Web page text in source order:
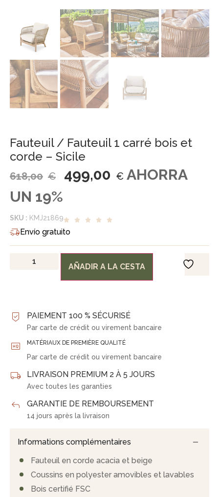
Fauteuil / Fauteuil 1 carré bois et
corde – Sicile
618,00 € 499,00 € AHORRA
UN 19%
SKU : KMJ21869
Envío gratuito
AÑADIR A LA CESTA
PAIEMENT 100 % SÉCURISÉ
Par carte de crédit ou virement bancaire
MATÉRIAUX DE PREMIÈRE QUALITÉ
Par carte de crédit ou virement bancaire
LIVRAISON PREMIUM 2 À 5 JOURS
Avec toutes les garanties
GARANTIE DE REMBOURSEMENT
14 jours après la livraison
Informations complémentaires
Fauteuil en corde acacia et beige
Coussins en polyester amovibles et lavables
Bois certifié FSC